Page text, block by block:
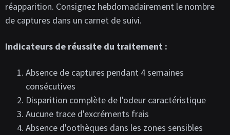
réapparition. Consignez hebdomadairement le nombre
de captures dans un carnet de suivi.
Indicateurs de réussite du traitement :
Absence de captures pendant 4 semaines
consécutives
Disparition complète de l'odeur caractéristique
Aucune trace d'excréments frais
Absence d'oothèques dans les zones sensibles